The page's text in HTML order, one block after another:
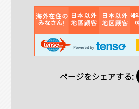
ページをシェアする: